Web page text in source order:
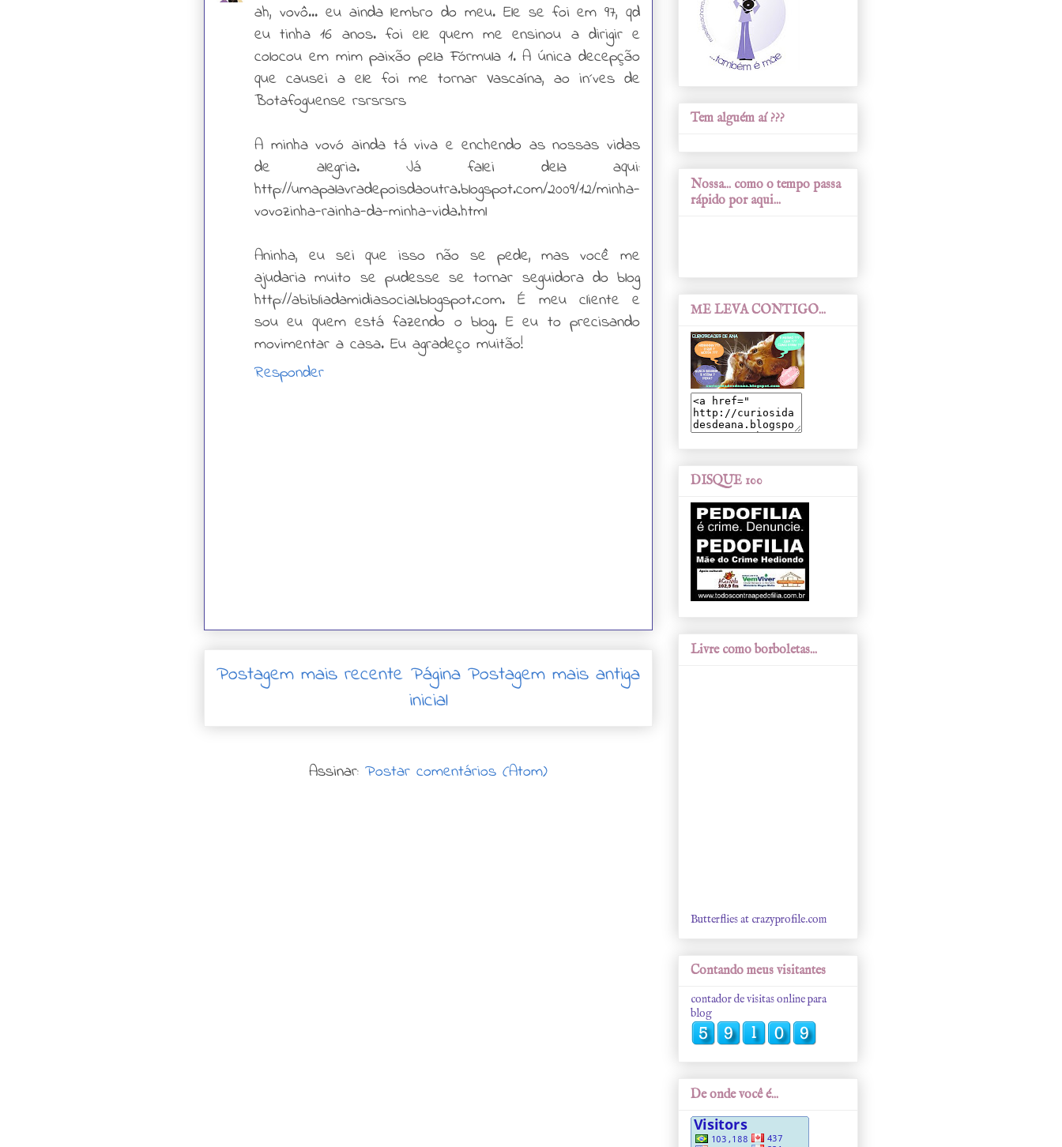
ah, vovô... eu ainda lembro do meu. Ele se foi em 97, qd
eu tinha 16 anos. foi ele quem me ensinou a dirigir e
colocou em mim paixão pela Fórmula 1. A única decepção
que causei a ele foi me tornar Vascaína, ao in´ves de
Botafoguense rsrsrsrs
A minha vovó ainda tá viva e enchendo as nossas vidas
de alegria. Já falei dela aqui:
http://umapalavradepoisdaoutra.blogspot.com/2009/12/minha-
vovozinha-rainha-da-minha-vida.html
Aninha, eu sei que isso não se pede, mas você me
ajudaria muito se pudesse se tornar seguidora do blog
http://abibliadamidiasocial.blogspot.com. É meu cliente e
sou eu quem está fazendo o blog. E eu to precisando
movimentar a casa. Eu agradeço muitão!
Responder
Postagem mais recente Postagem mais antiga
Página
inicial
Assinar: Postar comentários (Atom)
Tem alguém aí ???
Nossa... como o tempo passa
rápido por aqui...
ME LEVA CONTIGO...
DISQUE 100
Livre como borboletas...
Butterflies at crazyprofile.com
Contando meus visitantes
contador de visitas online para
blog
De onde você é...